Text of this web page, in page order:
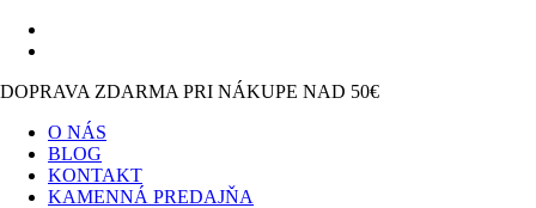
Skip
content
DOPRAVA ZDARMA PRI NÁKUPE NAD 50€
O NÁS
BLOG
KONTAKT
KAMENNÁ PREDAJŇA